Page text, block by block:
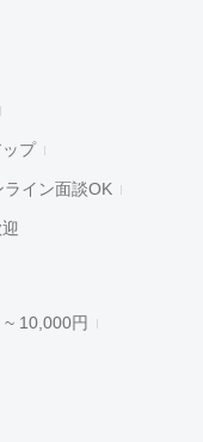
プ
ライン面談OK
~ 10,000円